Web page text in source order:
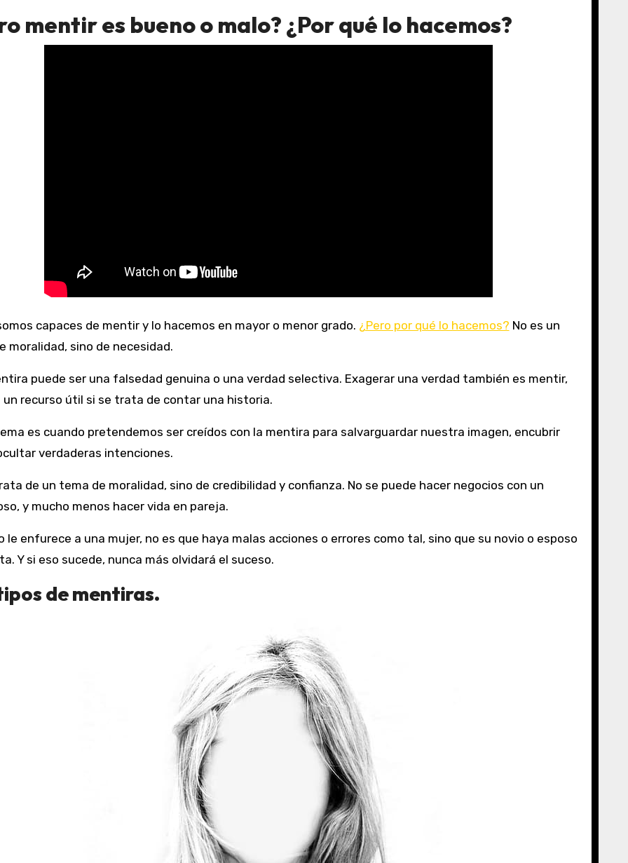
mentir es bueno o malo? ¿Por qué lo hacemos?
capaces de mentir y lo hacemos en mayor o menor grado. ¿Pero por qué lo hacemos? No es un
moralidad, sino de necesidad.
puede ser una falsedad genuina o una verdad selectiva. Exagerar una verdad también es mentir,
un recurso útil si se trata de contar una historia.
es cuando pretendemos ser creídos con la mentira para salvarguardar nuestra imagen, encubrir
verdaderas intenciones.
de un tema de moralidad, sino de credibilidad y confianza. No se puede hacer negocios con un
y mucho menos hacer vida en pareja.
le enfurece a una mujer, no es que haya malas acciones o errores como tal, sino que su novio o esposo
Y si eso sucede, nunca más olvidará el suceso.
de mentiras.